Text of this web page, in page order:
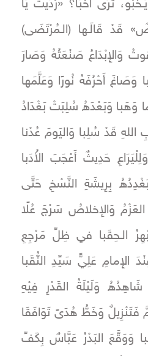
تُرَى أَخَبَا؟ «رُدِّيْتَ يَا
قَدْ قَالَـها (الـمُرْتَضَى)
وَالإِبْدَاعُ صَنْعَتُهُ وَصَارَ
وَصَاغَ أَحْرُفَهُ نُورًا وَعَلَّمَها
وَهَبا وَبَعْدَهُ سُلِبَتْ بَغْدَادُ
قَدْ سُلِبا وَاليَومَ عُدْنا
حَدِيثٌ أَعْجَبَ الأُدَبا
بِرِيشَةِ النَّسْخِ حَتَّى
العَزْمُ وَالإِخلاصُ سَرْجَ عُلًا
الـحِقَبا في ظِلِّ مَرْجِعِ
عَلِيٍّ سَيِّدِ النُّقَبا
وَلَيْلَةُ القَدْرِ فِيْهِ
فَتَنْزِيلٌ وَخَطُّ هُدَىً تَوَافَقَا
وَوَقَّعَ البَدْرُ عَبَّاسٌ بِكَفِّ